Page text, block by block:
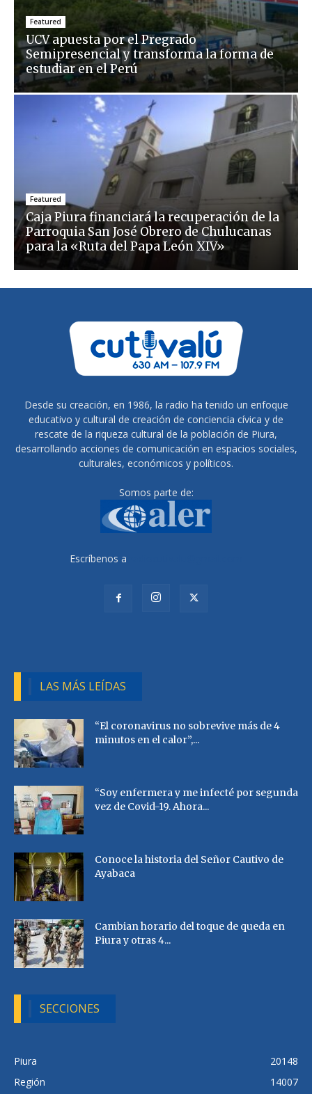
Featured
UCV apuesta por el Pregrado
Semipresencial y transforma la forma de
estudiar en el Perú
Featured
Caja Piura financiará la recuperación de la
Parroquia San José Obrero de Chulucanas
para la «Ruta del Papa León XIV»
Desde su creación, en 1986, la radio ha tenido un enfoque
educativo y cultural de creación de conciencia cívica y de
rescate de la riqueza cultural de la población de Piura,
desarrollando acciones de comunicación en espacios sociales,
culturales, económicos y políticos.
Somos parte de:
Escríbenos a
LAS MÁS LEÍDAS
“El coronavirus no sobrevive más de 4
minutos en el calor”,...
“Soy enfermera y me infecté por segunda
vez de Covid-19. Ahora...
Conoce la historia del Señor Cautivo de
Ayabaca
Cambian horario del toque de queda en
Piura y otras 4...
SECCIONES
Piura
20148
Región
14007